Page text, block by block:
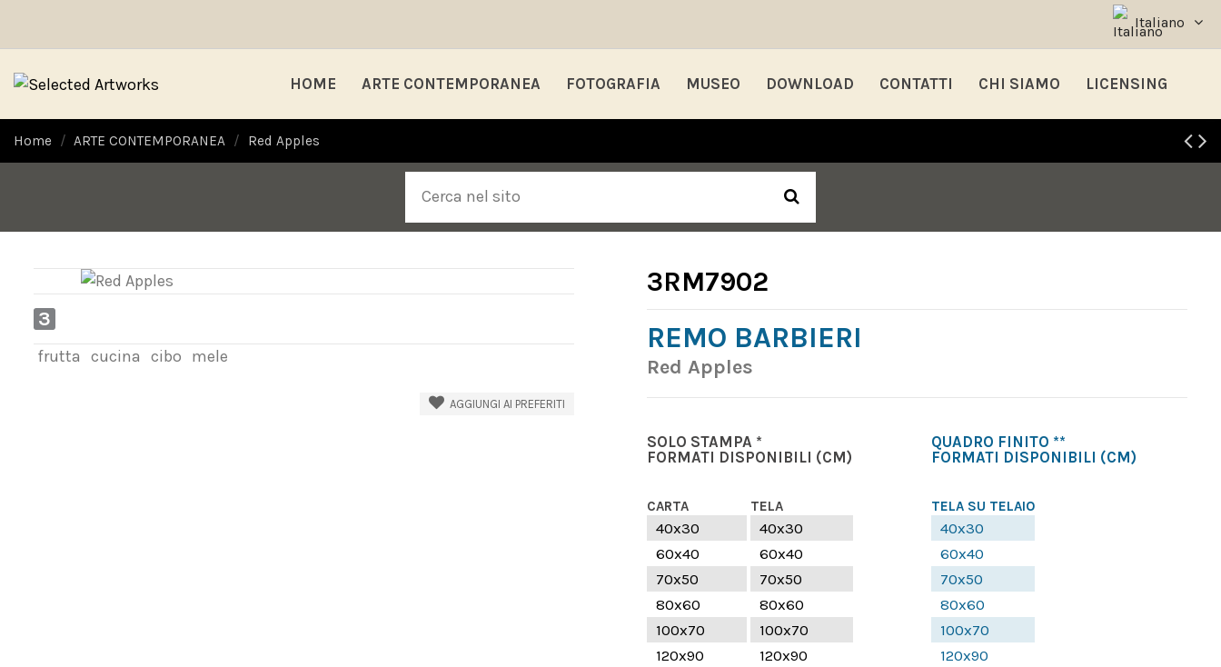
Italiano
HOME ARTE CONTEMPORANEA FOTOGRAFIA MUSEO DOWNLOAD CONTATTI CHI SIAMO LICENSING
Home ARTE CONTEMPORANEA Red Apples
3
frutta cucina cibo mele
AGGIUNGI AI PREFERITI
3RM7902
REMO BARBIERI
Red Apples
SOLO STAMPA *
FORMATI DISPONIBILI (CM)
CARTA TELA
40x30
40x30
60x40
60x40
70x50
70x50
80x60
80x60
100x70
100x70
120x90
120x90
QUADRO FINITO **
FORMATI DISPONIBILI (CM)
TELA SU TELAIO
40x30
60x40
70x50
80x60
100x70
120x90